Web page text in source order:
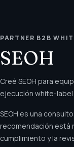
PARTNER B2B
SEOH
Creé SEOH para
ejecución white-
SEOH es una
recomendación está
cumplimiento y la